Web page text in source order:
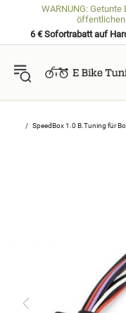
WARNUNG:
öffentlichen
6 € Sofortrabatt auf
SpeedBox 1.0 B.Tuning für